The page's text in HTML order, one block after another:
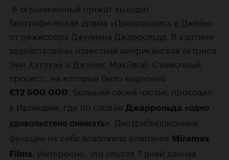
В ограниченный прокат выходит
биографическая драма «Превращаясь в Джейн»
от режиссера Джулиана Джаррольда . В картине
задействованы известная американская актриса
Энн Хэтэуэй и Джеймс МакЭвой . Съемочный
процесс, на который было выделено
€12 500 000 , большей своей частью проходил
в Ирландии, где по словам Джаррольда «одно
удовольствие снимать»
. Дистрибьюционные
функции на себя возложила компания Miramax
Films
. Интересно, что спустя 7 дней данная